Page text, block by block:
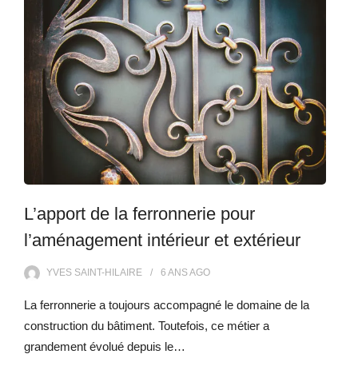
L’apport de la ferronnerie pour
l’aménagement intérieur et extérieur
YVES SAINT-HILAIRE 6 ANSAGO
La ferronnerie a toujours accompagné le domaine de la
construction du bâtiment. Toutefois, ce métier a
grandement évolué depuis le…